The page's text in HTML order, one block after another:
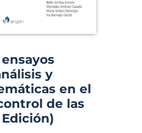
y
en el
de las